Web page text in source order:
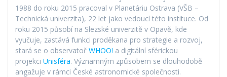
1988 do roku 2015 pracoval v Planetáriu Ostrava (VŠB –
Technická univerzita), 22 let jako vedoucí této instituce. Od
roku 2015 působí na Slezské univerzitě v Opavě, kde
vyučuje, zastává funkci proděkana pro strategie a rozvoj,
stará se o observatoř WHOO! a digitální sférickou
projekci Unisféra. Významným způsobem se dlouhodobě
angažuje v rámci České astronomické společnosti.